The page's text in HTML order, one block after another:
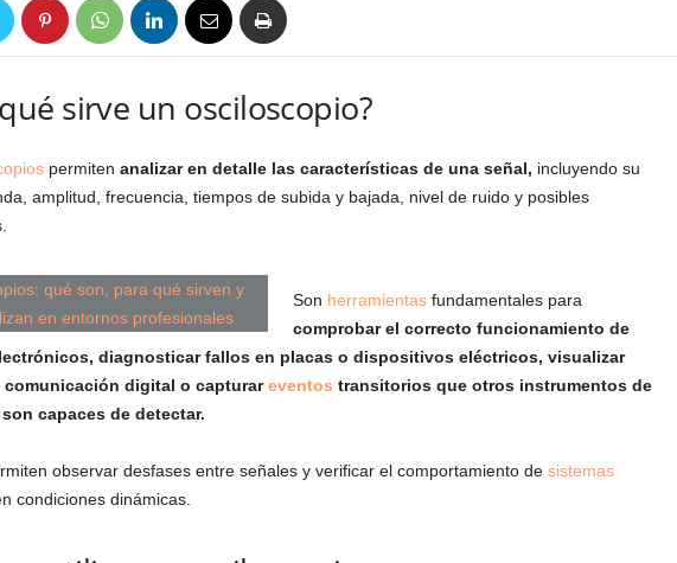
sirve un osciloscopio?
permiten analizar en detalle las características de una señal, incluyendo su
amplitud, frecuencia, tiempos de subida y bajada, nivel de ruido y posibles
Son herramientasfundamentales para
comprobar el correcto funcionamiento de
diagnosticar fallos en placas o dispositivos eléctricos, visualizar
comunicación digital o capturareventos transitorios que otros instrumentos de
capaces de detectar.
observar desfases entre señales y verificar el comportamiento de sistemas
condiciones dinámicas.